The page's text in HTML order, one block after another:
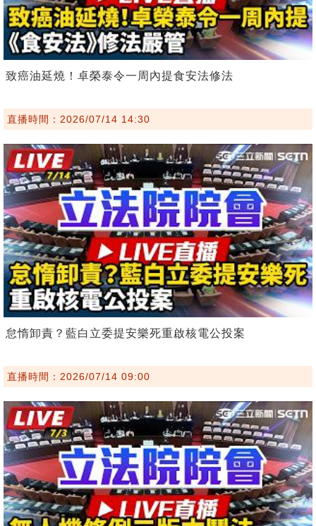
致癌油延燒！卓榮泰令一周內提食安法修法
直播時間：2026/07/14 14:30
怠惰卸責？藍白立委提安樂死重啟核電公投案
直播時間：2026/07/14 09:00